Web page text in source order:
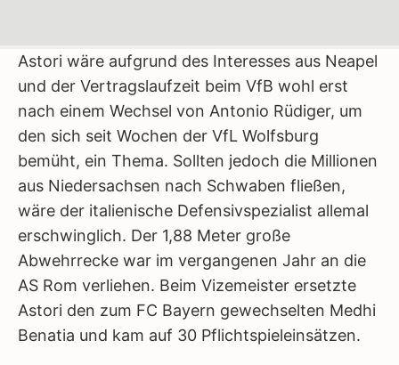
Astori wäre aufgrund des Interesses aus Neapel
und der Vertragslaufzeit beim VfB wohl erst
nach einem Wechsel von Antonio Rüdiger, um
den sich seit Wochen der VfL Wolfsburg
bemüht, ein Thema. Sollten jedoch die Millionen
aus Niedersachsen nach Schwaben fließen,
wäre der italienische Defensivspezialist allemal
erschwinglich. Der 1,88 Meter große
Abwehrrecke war im vergangenen Jahr an die
AS Rom verliehen. Beim Vizemeister ersetzte
Astori den zum FC Bayern gewechselten Medhi
Benatia und kam auf 30 Pflichtspieleinsätzen.